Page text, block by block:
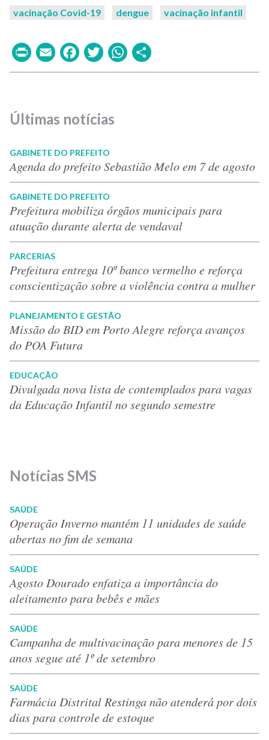
vacinação Covid-19 dengue vacinação infantil
PrintEmailFacebook
TwitterWhatsApp
Últimas notícias
GABINETE DO PREFEITO
Agenda do prefeito Sebastião Melo em 7 de agosto
GABINETE DO PREFEITO
Prefeitura mobiliza órgãos municipais para
atuação durante alerta de vendaval
PARCERIAS
Prefeitura entrega 10º banco vermelho e reforça
conscientização sobre a violência contra a mulher
PLANEJAMENTO E GESTÃO
Missão do BID em Porto Alegre reforça avanços
do POA Futura
EDUCAÇÃO
Divulgada nova lista de contemplados para vagas
da Educação Infantil no segundo semestre
Notícias SMS
SAÚDE
Operação Inverno mantém 11 unidades de saúde
abertas no fim de semana
SAÚDE
Agosto Dourado enfatiza a importância do
aleitamento para bebês e mães
SAÚDE
Campanha de multivacinação para menores de 15
anos segue até 1º de setembro
SAÚDE
Farmácia Distrital Restinga não atenderá por dois
dias para controle de estoque